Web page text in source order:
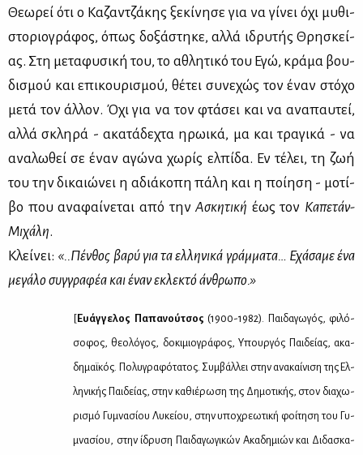
Θε­ω­ρεί ότι ο Κα­ζαν­τζά­κης ξε­κί­νη­σε για να γί­νει όχι μυ­θι­
στο­ριο­γρά­φος, όπως δο­ξά­στη­κε, αλ­λά ιδρυ­τής Θρη­σκεί­
ας. Στη με­τα­φυ­σι­κή του, το αθλη­τι­κό του Εγώ, κρά­μα βου­
δι­σμού και επι­κου­ρι­σμού, θέ­τει συ­νε­χώς τον έναν στό­χο
με­τά τον άλ­λον. Όχι για να τον φτά­σει και να ανα­παυ­τεί,
αλ­λά σκλη­ρά - ακα­τά­δε­χτα ηρω­ι­κά, μα και τρα­γι­κά - να
ανα­λω­θεί σε έναν αγώ­να χω­ρίς ελ­πί­δα. Εν τέ­λει, τη ζωή
του την δι­καιώ­νει η αδιά­κο­πη πά­λη και η ποί­η­ση - μο­τί­
βο που ανα­φαί­νε­ται από τηνΑσκη­τι­κή έως τον Κα­πε­τάν-
Μι­χά­λη.
Κλεί­νει: «..Πέν­θος βα­ρύ για τα ελ­λη­νι­κά γράμ­μα­τα… Εχά­σα­με ένα
με­γά­λο συγ­γρα­φέα και έναν εκλε­κτό άν­θρω­πο.»
[Ευάγ­γε­λος Πα­πα­νού­τσος (1900-1982). Παι­δα­γω­γός, φι­λό­
σο­φος, θε­ο­λό­γος, δο­κι­μιο­γρά­φος, Υπουρ­γός Παι­δεί­ας, ακα­
δη­μαϊ­κός. Πο­λυ­γρα­φό­τα­τος. Συμ­βάλ­λει στην ανα­καί­νι­ση της Ελ­
λη­νι­κής Παι­δεί­ας, στην κα­θιέ­ρω­ση της Δη­μο­τι­κής, στον δια­χω­
ρι­σμό Γυ­μνα­σί­ου Λυ­κεί­ου, στην υπο­χρε­ω­τι­κή φοί­τη­ση του Γυ­
μνα­σί­ου, στην ίδρυ­ση Παι­δα­γω­γι­κών Ακα­δη­μιών και Δι­δα­σκα­